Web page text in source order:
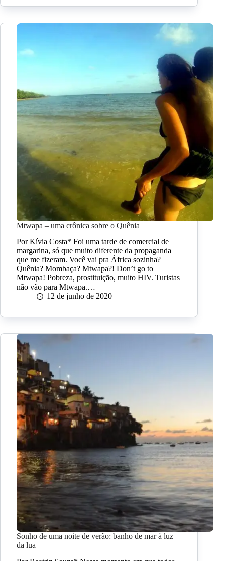
Mtwapa – uma crônica sobre o Quênia
Por Kívia Costa* Foi uma tarde de comercial de
margarina, só que muito diferente da propaganda
que me fizeram. Você vai pra África sozinha?
Quênia? Mombaça? Mtwapa?! Don’t go to
Mtwapa! Pobreza, prostituição, muito HIV. Turistas
não vão para Mtwapa.…
12 de junho de 2020
Sonho de uma noite de verão: banho de mar à luz
da lua